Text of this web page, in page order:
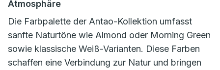
Atmosphäre
Die Farbpalette der Antao-Kollektion umfasst
sanfte Naturtöne wie Almond oder Morning Green
sowie klassische Weiß-Varianten. Diese Farben
schaffen eine Verbindung zur Natur und bringen